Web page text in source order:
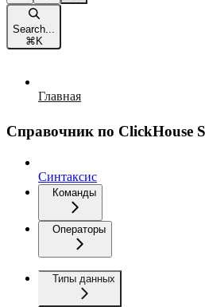
Search...
⌘ K
Главная
Справочник по ClickHouse
Синтаксис
Команды
Операторы
Типы данных